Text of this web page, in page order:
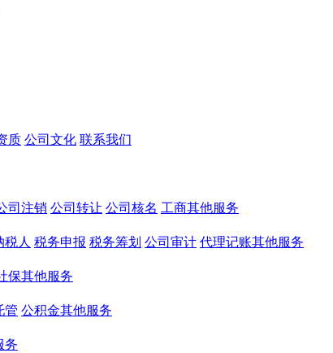
质 公司文化 联系我们
司注销 公司转让 公司核名 工商其他服务
税人 税务申报 税务筹划 公司审计 代理记账其他服务
保其他服务
管 公积金其他服务
务